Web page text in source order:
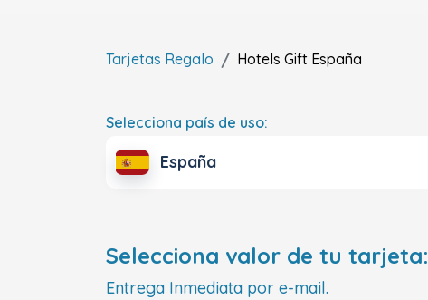
Tarjetas Regalo Hotels Gift España
Selecciona país de uso:
España
Selecciona valor de tu tarjeta:
Entrega Inmediata por e-mail.